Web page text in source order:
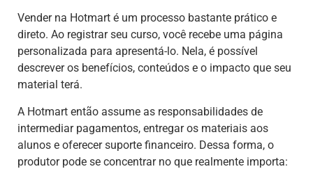
Vender na Hotmart é um processo bastante prático e
direto. Ao registrar seu curso, você recebe uma página
personalizada para apresentá-lo. Nela, é possível
descrever os benefícios, conteúdos e o impacto que seu
material terá.
A Hotmart então assume as responsabilidades de
intermediar pagamentos, entregar os materiais aos
alunos e oferecer suporte financeiro. Dessa forma, o
produtor pode se concentrar no que realmente importa: